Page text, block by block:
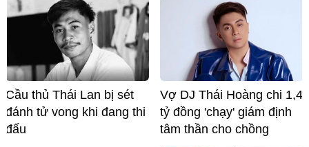
Cầu thủ Thái Lan bị sét
đánh tử vong khi đang thi
đấu
Vợ DJ Thái Hoàng chi 1,4
tỷ đồng 'chạy' giám định
tâm thần cho chồng